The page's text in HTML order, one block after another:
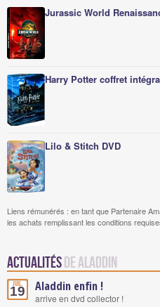
Jurassic World
Harry Potter coffret
Lilo & Stitch DVD
Liens rémunérés : en tant que Partenaire
les achats remplissant les conditions
Actualités de Aladdin
Juil.
19 Aladdin enfin !
arrive en dvd collector !